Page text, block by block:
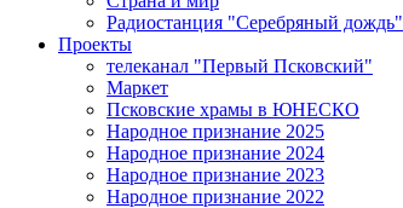
Радиостанция "Серебряный дождь"
Проекты
телеканал "Первый Псковский"
Маркет
Псковские храмы в ЮНЕСКО
Народное признание 2025
Народное признание 2024
Народное признание 2023
Народное признание 2022